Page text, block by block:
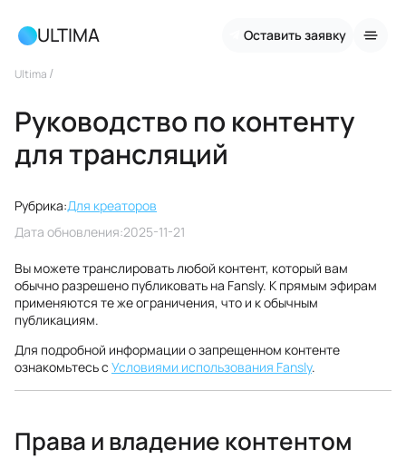
ULTIMA Оставить заявку
Ultima /
Руководство по контенту
для трансляций
Рубрика:Для креаторов
Дата обновления:2025-11-21
Вы можете транслировать любой контент, который вам
обычно разрешено публиковать на Fansly. К прямым эфирам
применяются те же ограничения, что и к обычным
публикациям.
Для подробной информации о запрещенном контенте
ознакомьтесь с Условиями использования Fansly.
Права и владение контентом